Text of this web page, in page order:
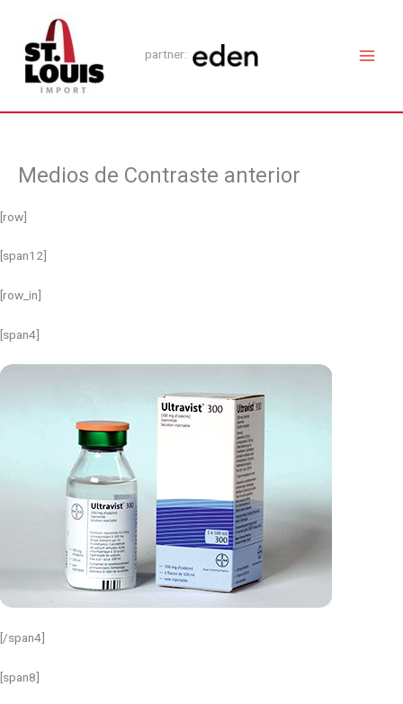
contenido
partner:
Menu
Medios de Contraste anterior
[row]
[span12]
[row_in]
[span4]
[/span4]
[span8]